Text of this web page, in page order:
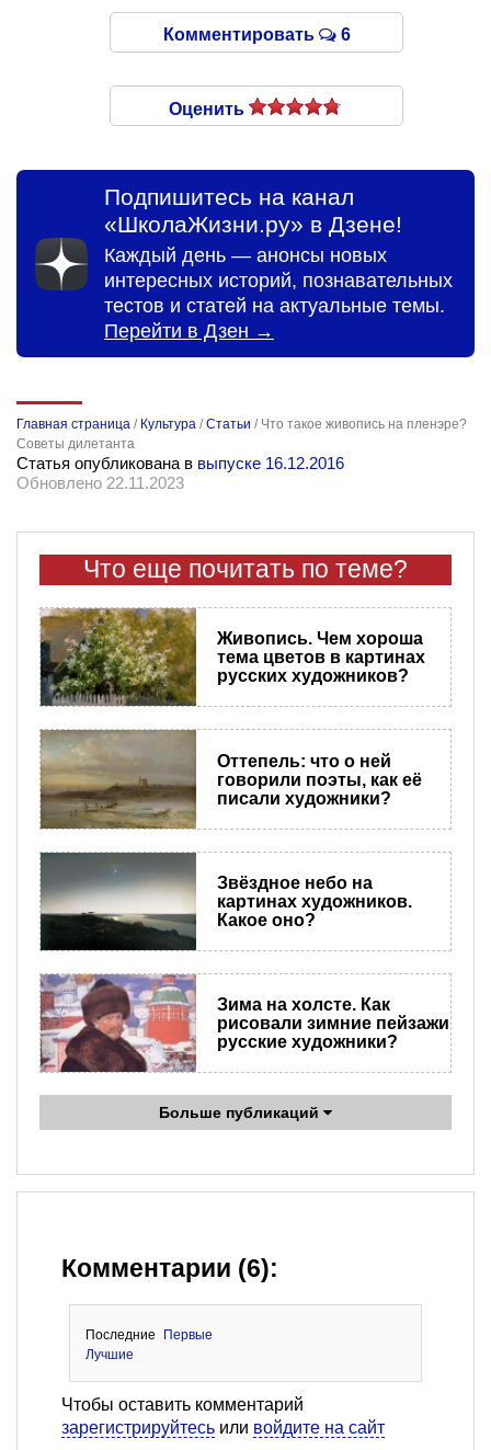
Комментировать 6
Оценить
Подпишитесь на канал
«ШколаЖизни.ру» в Дзене!
Каждый день — анонсы новых
интересных историй, познавательных
тестов и статей на актуальные темы.
Перейти в Дзен →
Главная страница / Культура /Статьи / Что такое живопись на пленэре?
Советы дилетанта
Статья опубликована в выпуске 16.12.2016
Обновлено 22.11.2023
Что еще почитать по теме?
Живопись. Чем хороша
тема цветов в картинах
русских художников?
Оттепель: что о ней
говорили поэты, как её
писали художники?
Звёздное небо на
картинах художников.
Какое оно?
Зима на холсте. Как
рисовали зимние пейзажи
русские художники?
Больше публикаций
Комментарии (6):
Последние
Первые
Лучшие
Чтобы оставить комментарий
зарегистрируйтесь или войдите на сайт